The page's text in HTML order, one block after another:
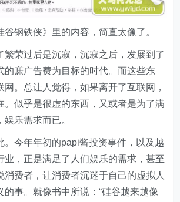
钢铁侠》里的内容，简直太像了。
繁荣过后是沉寂，沉寂之后，发展到了
的赚广告费为目标的时代。而这些东
网。总让人觉得，如果离开了互联网，
。似乎是很虚的东西，又或者是为了满
乐需求而已。
。今年年初的papi酱投资事件，以及越
业，正是满足了人们娱乐的需求，甚至
消费者，让消费者沉迷于自己的虚拟人
的事。就像书中所说：“硅谷越来越像